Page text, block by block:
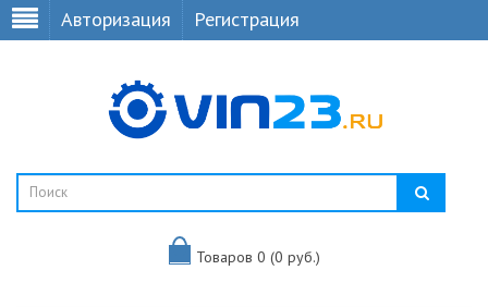
Авторизация Регистрация
Товаров 0 (0 руб.)